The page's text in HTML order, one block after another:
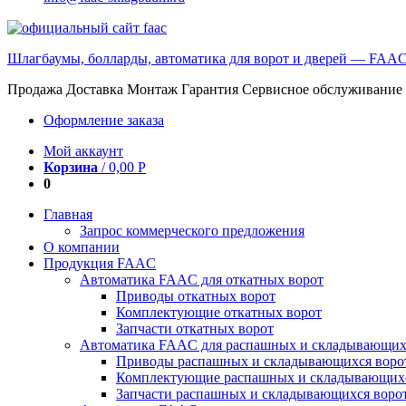
Шлагбаумы, болларды, автоматика для ворот и дверей — FAAC
Продажа Доставка Монтаж Гарантия Сервисное обслуживание
Оформление заказа
Мой аккаунт
Корзина /0,00 Р
0
Главная
Запрос коммерческого предложения
О компании
Продукция FAAC
Автоматика FAAC для откатных ворот
Приводы откатных ворот
Комплектующие откатных ворот
Запчасти откатных ворот
Автоматика FAAC для распашных и
Приводы распашных и складывающихся
Комплектующие распашных и
Запчасти распашных и складывающихся